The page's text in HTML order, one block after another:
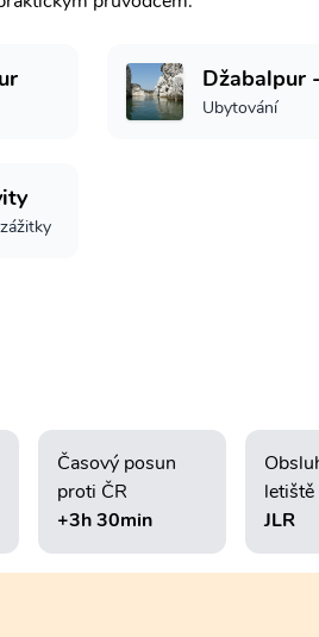
Džabalpur
Ubytování
Časový posun
proti ČR
+3h 30min
letiště
JLR